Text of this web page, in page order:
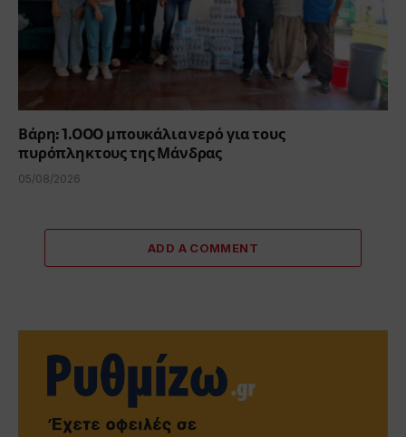
Βάρη: 1.000 μπουκάλια νερό για τους
πυρόπληκτους της Μάνδρας
05/08/2026
ADD A COMMENT